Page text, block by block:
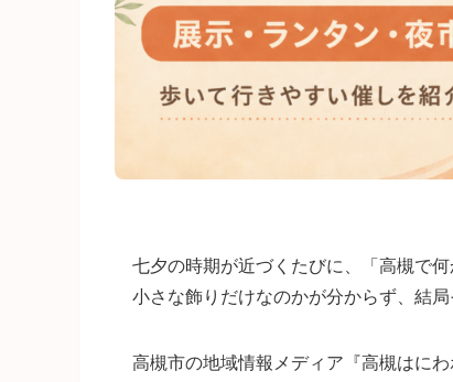
七夕の時期が近づくたびに、「高槻で
小さな飾りだけなのかが分からず、結
高槻市の地域情報メディア『高槻はに